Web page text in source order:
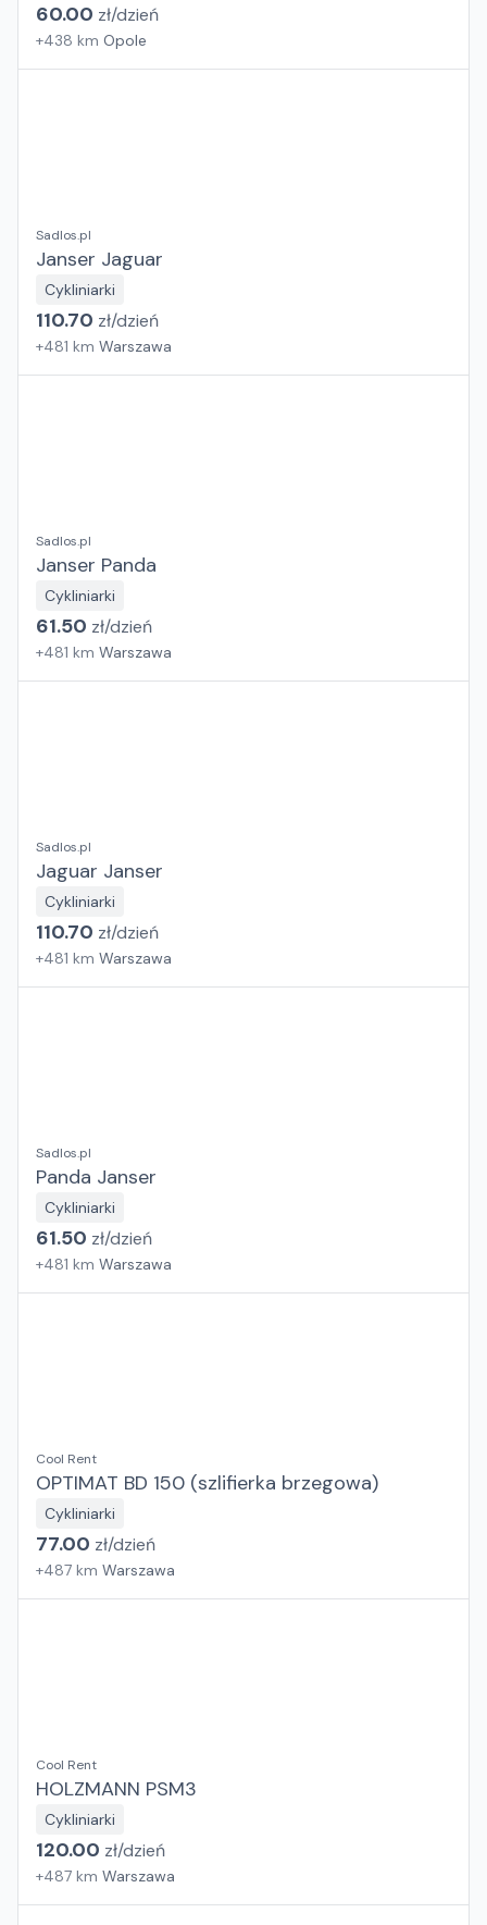
60.00 zł/dzień
+438 km Opole
Sadlos.pl
Janser Jaguar
Cykliniarki
110.70 zł/dzień
+481 km Warszawa
Sadlos.pl
Janser Panda
Cykliniarki
61.50 zł/dzień
+481 km Warszawa
Sadlos.pl
Jaguar Janser
Cykliniarki
110.70 zł/dzień
+481 km Warszawa
Sadlos.pl
Panda Janser
Cykliniarki
61.50 zł/dzień
+481 km Warszawa
Cool Rent
OPTIMAT BD 150 (szlifierka brzegowa)
Cykliniarki
77.00 zł/dzień
+487 km Warszawa
Cool Rent
HOLZMANN PSM3
Cykliniarki
120.00 zł/dzień
+487 km Warszawa